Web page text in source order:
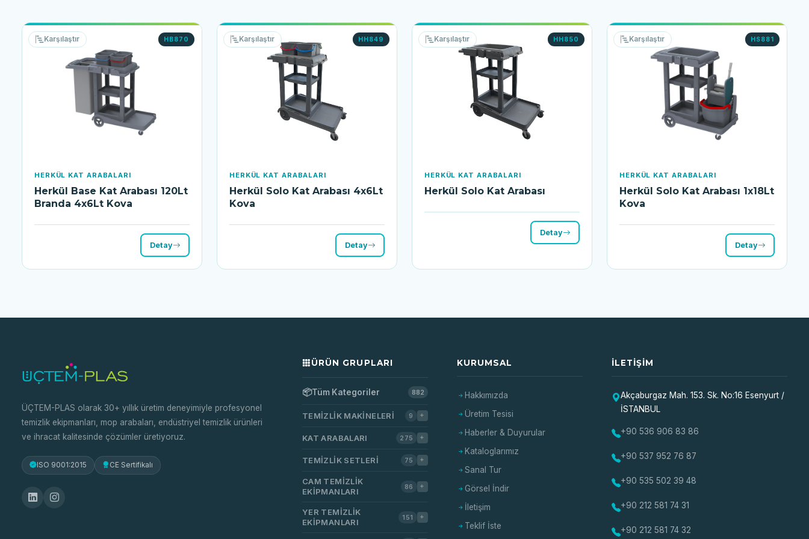
HB870
Karşılaştır
HERKÜL KAT ARABALARI
Herkül Base Kat Arabası 120Lt
Branda 4x6Lt Kova
Detay
HH849
Karşılaştır
HERKÜL KAT ARABALARI
Herkül Solo Kat Arabası 4x6Lt
Kova
Detay
HH850
Karşılaştır
HERKÜL KAT ARABALARI
Herkül Solo Kat Arabası
Detay
HS881
Karşılaştır
HERKÜL KAT ARABALARI
Herkül Solo Kat Arabası 1x18Lt
Kova
Detay
ÜÇTEM-PLAS olarak 30+ yıllık üretim deneyimiyle profesyonel
temizlik ekipmanları, mop arabaları, endüstriyel temizlik ürünleri
ve ihracat kalitesinde çözümler üretiyoruz.
ISO 9001:2015 CE Sertifikalı
ÜRÜN GRUPLARI
📦Tüm Kategoriler 882
TEMIZLIK MAKINELERI 9
KAT ARABALARI 275
TEMIZLIK SETLERI 75
CAM TEMIZLIK
EKIPMANLARI
86
YER TEMIZLIK
EKIPMANLARI
151
KURUMSAL
Hakkımızda
Üretim Tesisi
Haberler & Duyurular
Kataloglarımız
Sanal Tur
Görsel İndir
İletişim
Teklif İste
İLETIŞIM
Akçaburgaz Mah. 153. Sk. No:16 Esenyurt /
İSTANBUL
+90 536 906 83 86
+90 537 952 76 87
+90 535 502 39 48
+90 212 581 74 31
+90 212 581 74 32